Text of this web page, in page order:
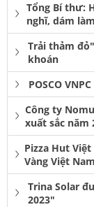
Tổng Bí thư:
nghĩ, dám làm
Trải thảm
khoán
POSCO
Công ty
xuất sắc năm
Pizza Hut
Vàng Việt
Trina Solar
2023"